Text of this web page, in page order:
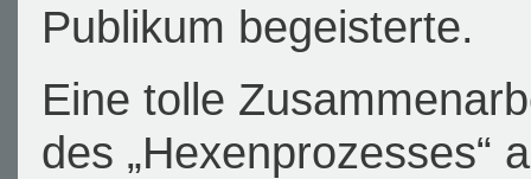
Publikum begeisterte.
Eine tolle
des „Hexenprozesses“